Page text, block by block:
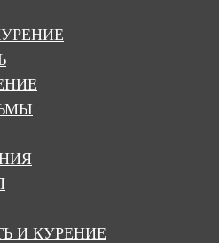
И КУРЕНИЕ